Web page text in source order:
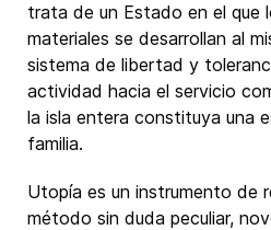
trata de un Estado en el que
materiales se desarrollan al
sistema de libertad y
actividad hacia el servicio
la isla entera constituya una
familia.
Utopía es un instrumento de
método sin duda peculiar,